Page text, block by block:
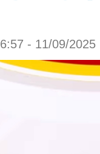
نقابة
رحيل